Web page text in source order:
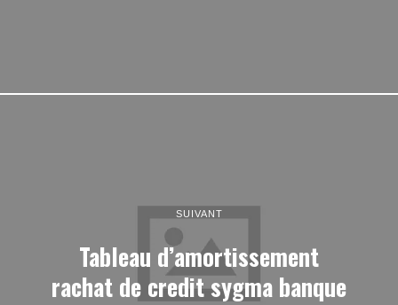
SUIVANT
Tableau d’amortissement
rachat de credit sygma banque